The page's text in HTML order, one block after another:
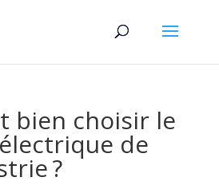
bien choisir le
de
?